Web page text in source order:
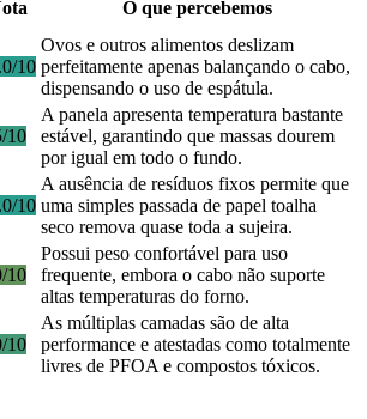
O que percebemos
10
Ovos e outros alimentos deslizam
perfeitamente apenas balançando o cabo,
dispensando o uso de espátula.
10
A panela apresenta temperatura bastante
estável, garantindo que massas dourem
por igual em todo o fundo.
10
A ausência de resíduos fixos permite que
uma simples passada de papel toalha
seco remova quase toda a sujeira.
10
Possui peso confortável para uso
frequente, embora o cabo não suporte
altas temperaturas do forno.
10
As múltiplas camadas são de alta
performance e atestadas como totalmente
livres de PFOA e compostos tóxicos.